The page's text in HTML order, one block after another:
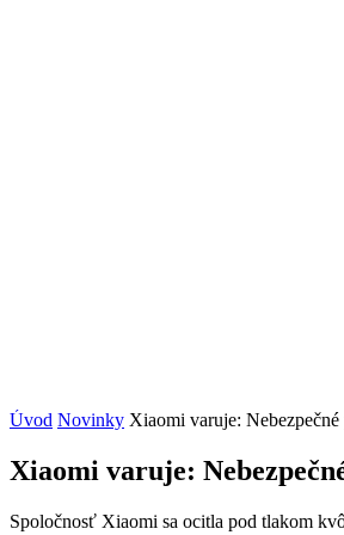
Úvod Novinky Xiaomi varuje:
Xiaomi varuje:
Spoločnosť Xiaomi sa ocitla pod tlakom